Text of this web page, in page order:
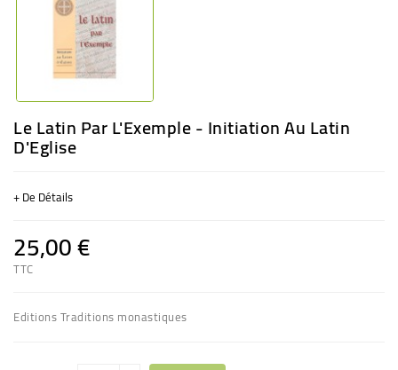
Le Latin Par L'Exemple - Initiation Au Latin
D'Eglise
+ De Détails
25,00 €
TTC
Editions Traditions monastiques